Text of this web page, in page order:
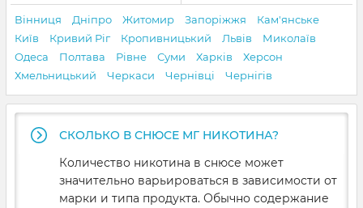
Вінниця Дніпро Житомир Запоріжжя
Кам'янське
Київ
Кривий Ріг Кропивницький Львів
Миколаїв
Одеса
Полтава Рівне Суми Харків
Херсон
Хмельницький
Черкаси Чернівці Чернігів
СКОЛЬКО В СНЮСЕ МГ НИКОТИНА?
Количество никотина в снюсе может
значительно варьироваться в зависимости от
марки и типа продукта. Обычно содержание